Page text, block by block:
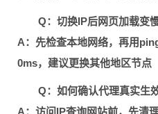
Q：切换IP后网页加载变慢
A：先检查本地网络，再用
0ms，建议更换其他地区节点
Q：如何确认代理真实生
A：访问IP查询网站前，先清